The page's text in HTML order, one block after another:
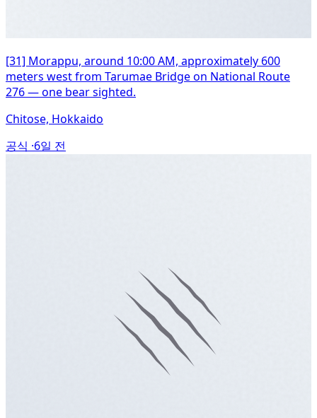
[31] Morappu, around 10:00 AM, approximately 600
meters west from Tarumae Bridge on National Route
276 — one bear sighted.
Chitose, Hokkaido
공식 ·6일 전